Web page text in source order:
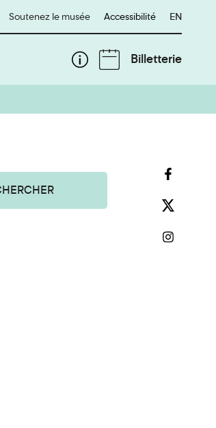
Soutenez le musée Accessibilité English
EN
Billetterie